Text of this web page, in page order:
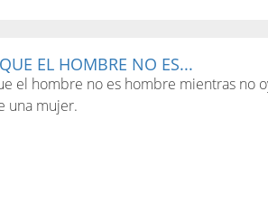
EL HOMBRE NO ES...
el hombre no es hombre mientras no
una mujer.